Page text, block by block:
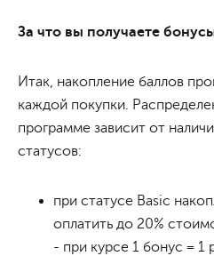
За что вы получаете
Итак, накопление баллов
каждой покупки.
программе зависит от
статусов:
при статусе Basic
оплатить до 20%
- при курсе 1 бонус = 1